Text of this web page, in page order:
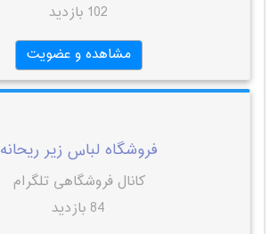
102 بازدید
مشاهده و عضویت
فروشگاه لباس زیر ریحانه
کانال فروشگاهی تلگرام
84 بازدید